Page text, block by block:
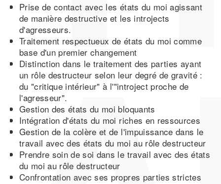
Prise de contact avec les états du moi agissant
de manière destructive et les introjects
d'agresseurs.
Traitement respectueux de états du moi comme
base d'un premier changement
Distinction dans le traitement des parties ayant
un rôle destructeur selon leur degré de gravité :
du "critique intérieur" à l'"introject proche de
l'agresseur".
Gestion des états du moi bloquants
Intégration d'états du moi riches en ressources
Gestion de la colère et de l'impuissance dans le
travail avec des états du moi au rôle destructeur
Prendre soin de soi dans le travail avec des états
du moi au rôle destructeur
Confrontation avec ses propres parties strictes